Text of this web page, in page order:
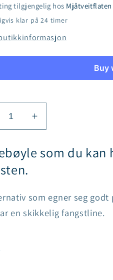
tilgjengelig hos Mjåtveitflaten
klar på 24 timer
Buy
Øk
antallet
Fishwire
som du kan
som egner seg
en skikkelig fangstline.